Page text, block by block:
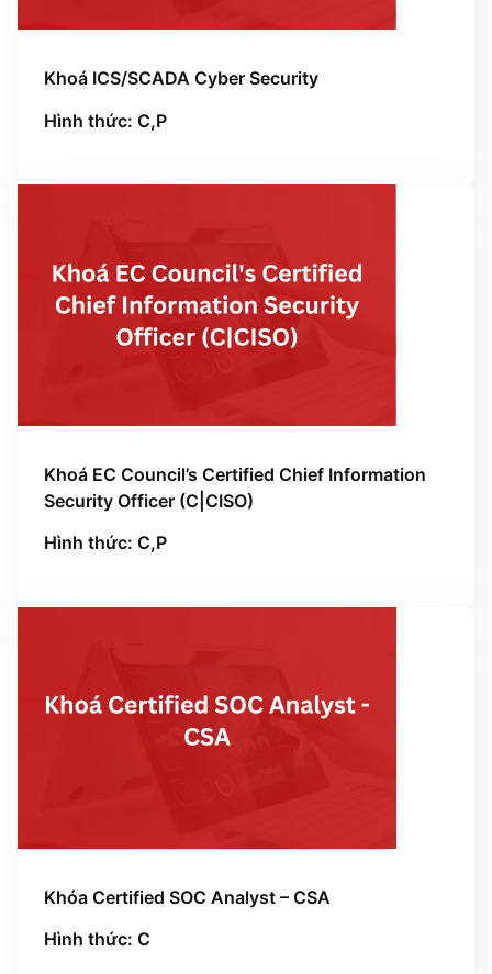
Khoá ICS/SCADA Cyber Security
Hình thức: C,P
Khoá EC Council’s Certified Chief Information
Security Officer (C|CISO)
Hình thức: C,P
Khóa Certified SOC Analyst – CSA
Hình thức: C